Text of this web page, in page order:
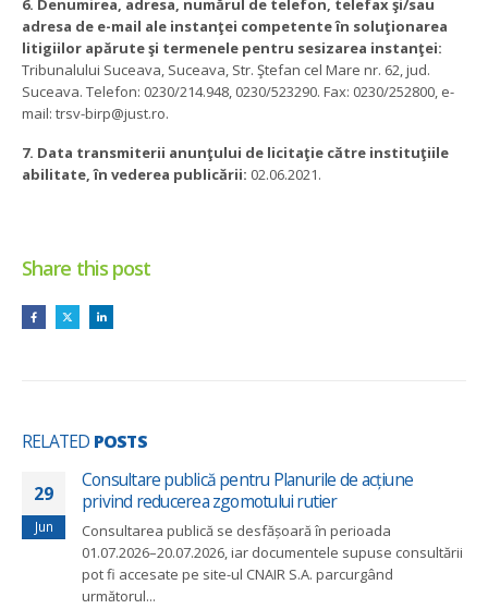
6. Denumirea, adresa, numărul de telefon, telefax şi/sau
adresa de e-mail ale instanţei competente în soluţionarea
litigiilor apărute şi termenele pentru sesizarea instanţei:
Tribunalului Suceava, Suceava, Str. Ştefan cel Mare nr. 62, jud.
Suceava. Telefon: 0230/214.948, 0230/523290. Fax: 0230/252800, e-
mail: trsv-birp@just.ro.
7. Data transmiterii anunţului de licitaţie către instituţiile
abilitate, în vederea publicării: 02.06.2021.
Share this post
RELATED POSTS
29
Jun
Consultare publică pentru Planurile de acțiune
privind reducerea zgomotului rutier
Consultarea publică se desfășoară în perioada
01.07.2026–20.07.2026, iar documentele supuse consultării
pot fi accesate pe site-ul CNAIR S.A. parcurgând
următorul...